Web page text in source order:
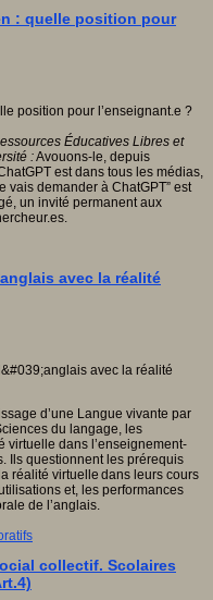
: quelle position pour
Éducatives Libres et
:Avouons-le, depuis
est dans tous les médias,
vais demander à ChatGPT” est
un invité permanent aux
avec la réalité
d’une Langue vivante par
du langage, les
virtuelle dans l’enseignement-
Ils questionnent les prérequis
réalité virtuelle dans leurs cours
et, les performances
de l’anglais.
collectif. Scolaires